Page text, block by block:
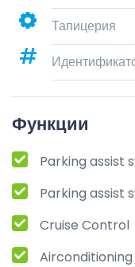
Тапицерия
Функции
Parking assist
Parking assist
Cruise Control
Airconditioning